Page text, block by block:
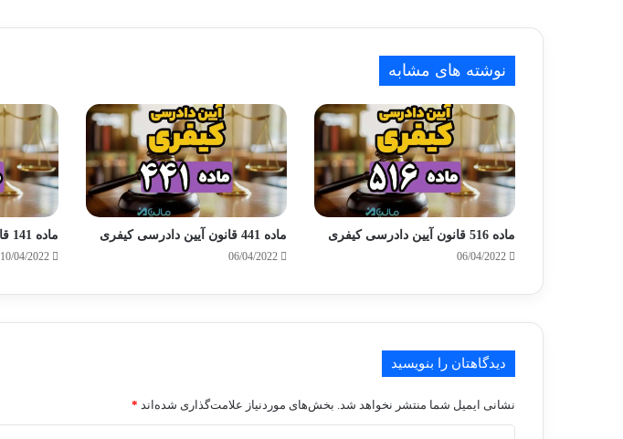
نوشته های مشابه
ماده 516 قانون آیین دادرسی کیفری
06/04/2022
ماده 441 قانون آیین دادرسی کیفری
06/04/2022
ماده 141 قانون آیین دادرسی کیفری
10/04/2022
دیدگاهتان را بنویسید
نشانی ایمیل شما منتشر نخواهد شد. بخش‌های موردنیاز علامت‌گذاری شده‌اند *